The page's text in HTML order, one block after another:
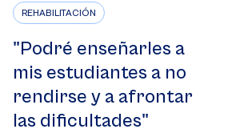
REHABILITACIÓN
"Podré enseñarles a
mis estudiantes a no
rendirse y a afrontar
las dificultades"